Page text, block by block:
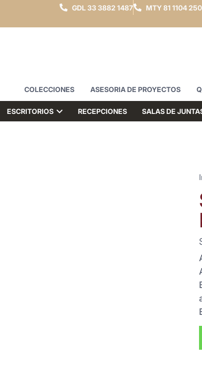
GDL33 3882 1487 MTY81 1104
COLECCIONES ASESORIA DE PROYECTOS
ESCRITORIOS RECEPCIONES SALAS DE